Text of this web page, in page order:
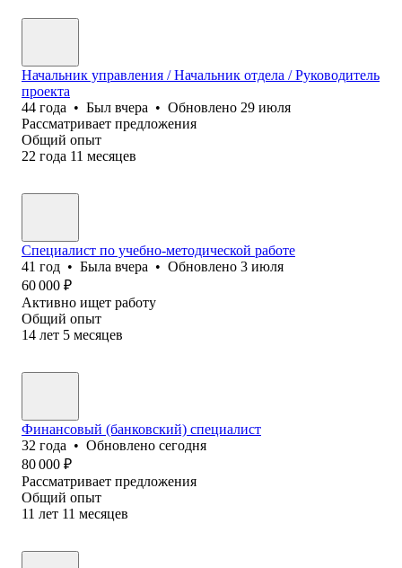
Начальник управления / Начальник отдела / Руководитель
проекта
44 года • Был вчера • Обновлено 29 июля
Рассматривает предложения
Общий опыт
22 года 11 месяцев
Специалист по учебно-методической работе
41 год • Была вчера • Обновлено 3 июля
60 000 ₽
Активно ищет работу
Общий опыт
14 лет 5 месяцев
Финансовый (банковский) специалист
32 года • Обновлено сегодня
80 000 ₽
Рассматривает предложения
Общий опыт
11 лет 11 месяцев